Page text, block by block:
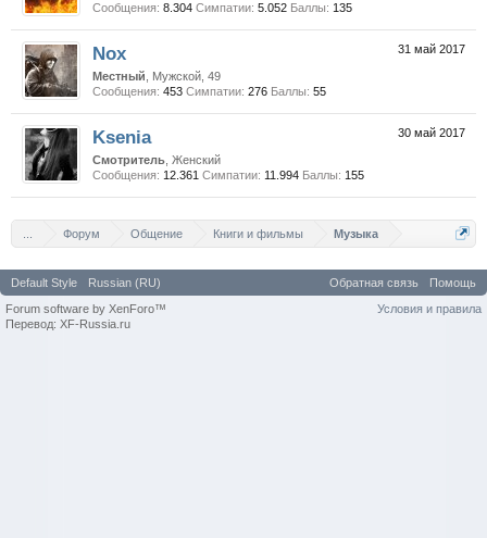
Сообщения: 8.304 Симпатии: 5.052 Баллы: 135
31 май 2017
Nox
Местный , Мужской, 49
Сообщения: 453 Симпатии: 276 Баллы: 55
30 май 2017
Ksenia
Смотритель , Женский
Сообщения: 12.361 Симпатии: 11.994 Баллы: 155
Форум Общение Книги и фильмы Музыка
Default Style Russian (RU) Обратная связь
Помощь
Условия и правила
Forum software by XenForo™
Перевод: XF-Russia.ru